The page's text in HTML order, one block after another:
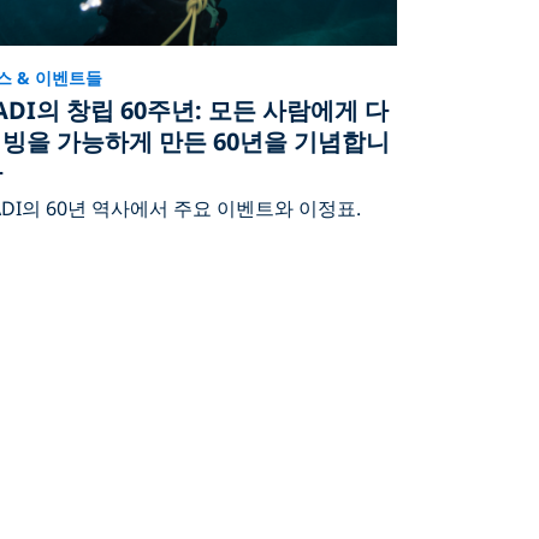
& 이벤트들
의 창립 60주년: 모든 사람에게 다
을 가능하게 만든 60년을 기념합니
의 60년 역사에서 주요 이벤트와 이정표.